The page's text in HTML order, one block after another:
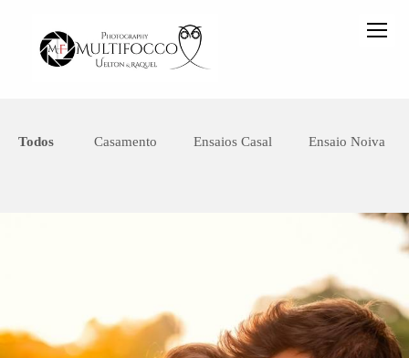
Todos Casamento Ensaios Casal Ensaio Noiva